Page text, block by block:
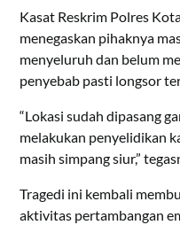
Kasat Reskrim Polres
menegaskan pihaknya
menyeluruh dan belum
penyebab pasti longsor
“Lokasi sudah dipasang
melakukan penyelidikan
masih simpang siur,”
Tragedi ini kembali
aktivitas pertambangan